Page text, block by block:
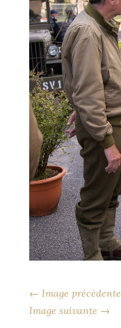
← Image précédente
Image suivante →